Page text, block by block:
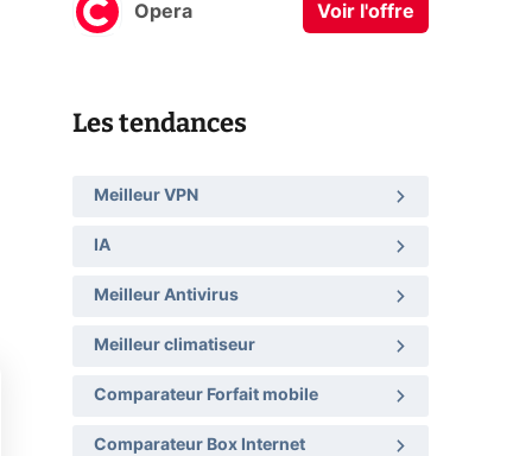
Opera Voir l'offre
Les tendances
Meilleur VPN
IA
Meilleur Antivirus
Meilleur climatiseur
Comparateur Forfait mobile
Comparateur Box Internet